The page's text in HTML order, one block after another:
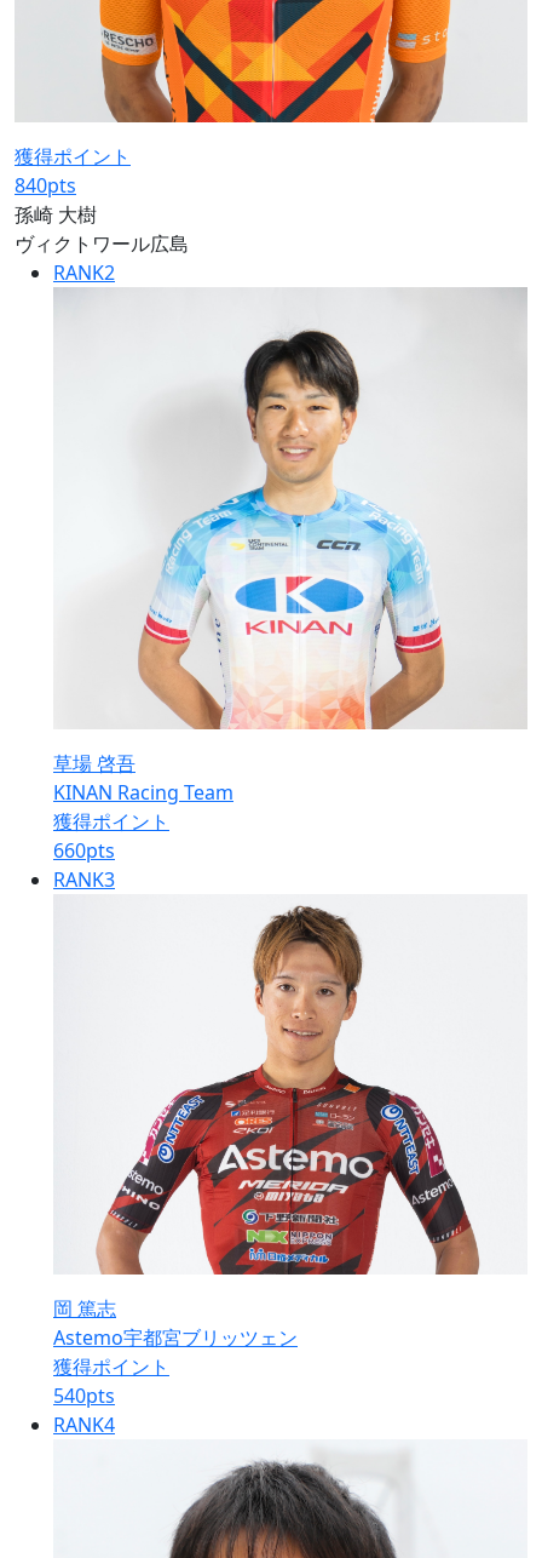
獲得ポイント
840pts
孫崎 大樹
ヴィクトワール広島
RANK2
草場 啓吾
KINAN Racing Team
獲得ポイント
660pts
RANK3
岡 篤志
Astemo宇都宮ブリッツェン
獲得ポイント
540pts
RANK4